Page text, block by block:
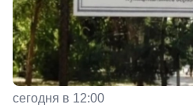
сегодня в 12:00